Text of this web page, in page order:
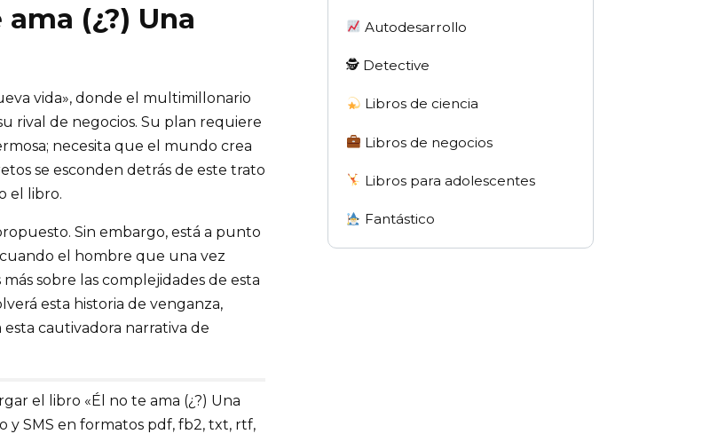
(¿?) Una
vida», donde el multimillonario
rival de negocios. Su plan requiere
necesita que el mundo crea
se esconden detrás de este trato
el libro.
Sin embargo, está a punto
el hombre que una vez
sobre las complejidades de esta
esta historia de venganza,
cautivadora narrativa de
el libro «Él no te ama (¿?) Una
y SMS en formatos pdf, fb2, txt, rtf,
Autodesarrollo
🕵 Detective
Libros de ciencia
Libros de negocios
Libros para adolescentes
Fantástico